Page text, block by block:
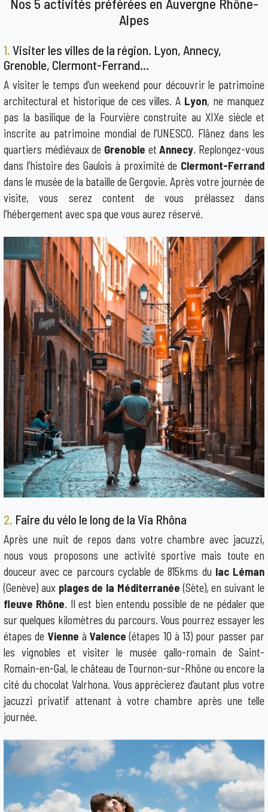
Nos 5 activités préférées en Auvergne Rhône-
Alpes
1. Visiter les villes de la région. Lyon, Annecy,
Grenoble, Clermont-Ferrand…
A visiter le temps d’un weekend pour découvrir le patrimoine
architectural et historique de ces villes. A Lyon, ne manquez
pas la basilique de la Fourvière construite au XIXe siècle et
inscrite au patrimoine mondial de l’UNESCO. Flânez dans les
quartiers médiévaux de Grenoble etAnnecy. Replongez-vous
dans l’histoire des Gaulois à proximité de Clermont-Ferrand
dans le musée de la bataille de Gergovie. Après votre journée de
visite, vous serez content de vous prélassez dans
l’hébergement avec spa que vous aurez réservé.
2. Faire du vélo le long de la Via Rhôna
Après une nuit de repos dans votre chambre avec jacuzzi,
nous vous proposons une activité sportive mais toute en
douceur avec ce parcours cyclable de 815kms du lac Léman
(Genève) aux plages de la Méditerranée (Sète), en suivant le
fleuve Rhône. Il est bien entendu possible de ne pédaler que
sur quelques kilomètres du parcours. Vous pourrez essayer les
étapes de Vienne àValence (étapes 10 à 13) pour passer par
les vignobles et visiter le musée gallo-romain de Saint-
Romain-en-Gal, le château de Tournon-sur-Rhône ou encore la
cité du chocolat Valrhona. Vous apprécierez d’autant plus votre
jacuzzi privatif attenant à votre chambre après une telle
journée.